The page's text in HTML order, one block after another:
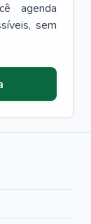
agenda
sem